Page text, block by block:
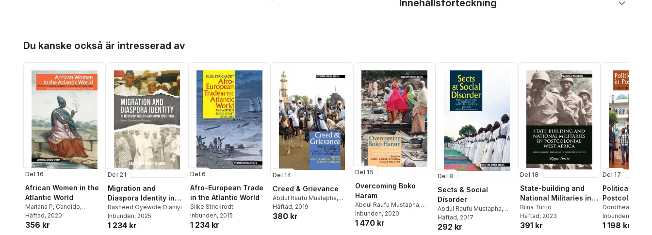
Innehållsförteckning
Du kanske också är intresserad av
Del 16
African Women in the
Atlantic World
Mariana P, Candido,
Mariana P. Candido
Jones
Häftad, 2020
356 kr
Del 21
Migration and
Diaspora Identity in
Northern Nigeria and
Ghana, 1900–1970
Rasheed Oyewole Olaniyi
Inbunden, 2025
1 234 kr
Del 6
Afro-European Trade
in the Atlantic World
Silke Strickrodt
Inbunden, 2015
1 234 kr
Del 14
Creed & Grievance
Abdul Raufu Mustapha,
David Ehrhardt
Häftad, 2019
380 kr
Del 15
Overcoming Boko
Haram
Abdul Raufu Mustapha,
Kate Meagher
Inbunden, 2020
1 470 kr
Del 8
Sects & Social
Disorder
Abdul Raufu Mustapha,
Raufu Mustapha
Häftad, 2017
292 kr
Del 18
State-building and
National Militaries in
Postcolonial West
Africa
Riina Turtio
Häftad, 2023
391 kr
Del 17
Political
Postcolonial
Dorothea E
Inbunden
1 198 kr